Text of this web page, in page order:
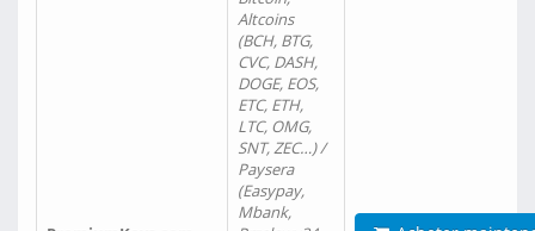
Altcoins
(BCH, BTG,
CVC, DASH,
DOGE, EOS,
ETC, ETH,
LTC, OMG,
SNT, ZEC…) /
Paysera
(Easypay,
Mbank,